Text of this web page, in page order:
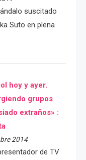
suscitado
Suto en plena
hoy y ayer.
grupos
extraños» :
2014
de TV